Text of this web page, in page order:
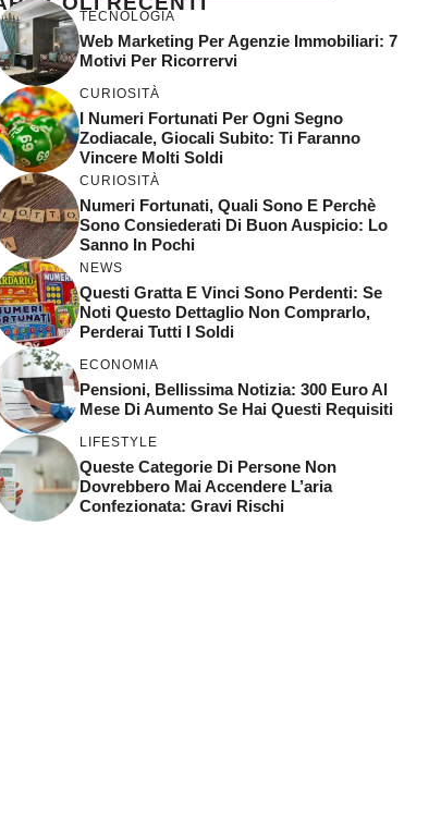
TECNOLOGIA
Web Marketing Per Agenzie Immobiliari: 7
Motivi Per Ricorrervi
CURIOSITÀ
I Numeri Fortunati Per Ogni Segno
Zodiacale, Giocali Subito: Ti Faranno
Vincere Molti Soldi
CURIOSITÀ
Numeri Fortunati, Quali Sono E Perchè
Sono Consiederati Di Buon Auspicio: Lo
Sanno In Pochi
NEWS
Questi Gratta E Vinci Sono Perdenti: Se
Noti Questo Dettaglio Non Comprarlo,
Perderai Tutti I Soldi
ECONOMIA
Pensioni, Bellissima Notizia: 300 Euro Al
Mese Di Aumento Se Hai Questi Requisiti
LIFESTYLE
Queste Categorie Di Persone Non
Dovrebbero Mai Accendere L’aria
Confezionata: Gravi Rischi